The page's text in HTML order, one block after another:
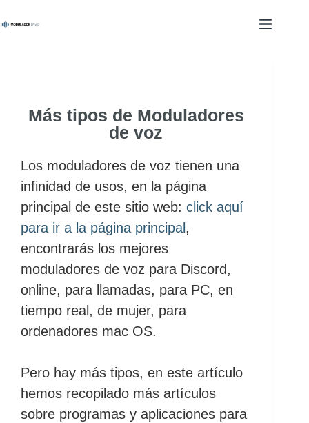
Más tipos de Moduladores
de voz
Los moduladores de voz tienen una
infinidad de usos, en la página
principal de este sitio web: click aquí
para ir a la página principal ,
encontrarás los mejores
moduladores de voz para Discord,
online, para llamadas, para PC, en
tiempo real, de mujer, para
ordenadores mac OS.
Pero hay más tipos, en este artículo
hemos recopilado más artículos
sobre programas y aplicaciones para